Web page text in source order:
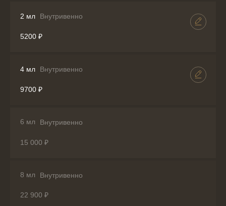
6 мл
4 мл
2 мл Внутривенно
Внутривенно
Внутривенно
8 мл Внутривенно
5200 ₽
9700 ₽
15 000 ₽
22 900 ₽